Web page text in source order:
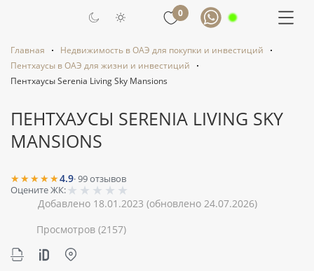
0
Главная
Недвижимость в ОАЭ для покупки и инвестиций
Пентхаусы в ОАЭ для жизни и инвестиций
Пентхаусы Serenia Living Sky Mansions
ПЕНТХАУСЫ SERENIA LIVING SKY
MANSIONS
★★★★★4.9·99отзывов
Оцените ЖК:★ ★ ★ ★ ★
Добавлено 18.01.2023 (обновлено 24.07.2026)
Просмотров (2157)